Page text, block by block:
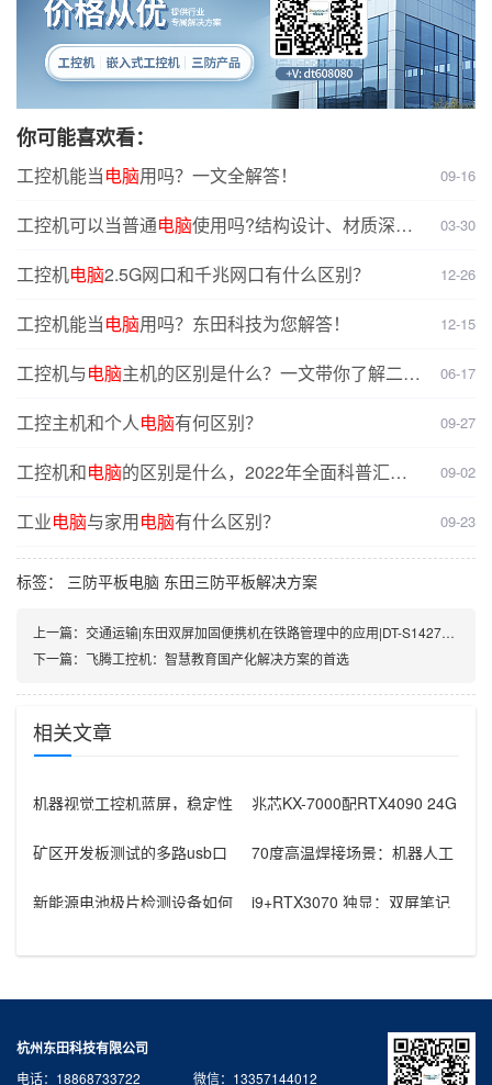
你可能喜欢看：
工控机能当电脑用吗？一文全解答！ 09-16
工控机可以当普通电脑使用吗?结构设计、材质深度
03-30
工控机电脑2.5G网口和千兆网口有什么区别？ 12-26
工控机能当电脑用吗？东田科技为您解答！ 12-15
工控机与电脑主机的区别是什么？一文带你了解二者
06-17
工控主机和个人电脑有何区别？ 09-27
工控机和电脑的区别是什么，2022年全面科普汇
09-02
工业电脑与家用电脑有什么区别？ 09-23
标签： 三防平板电脑 东田三防平板解决方案
上一篇： 交通运输|东田双屏加固便携机在铁路管理中的应用|DT-S1427AD-Q370
下一篇： 飞腾工控机：智慧教育国产化解决方案的首选
相关文章
机器视觉工控机蓝屏，稳定性
兆芯KX-7000配RTX4090 24G
矿区开发板测试的多路usb口
型适
70度高温焊接场景：机器人工
新能源电池极片检测设备如何
i9+RTX3070 独显：双屏笔记
杭州东田科技有限公司
电话：18868733722 微信：13357144012